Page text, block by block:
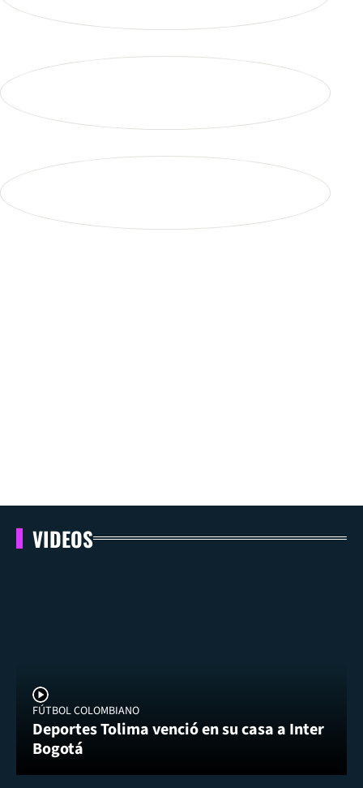
VIDEOS
FÚTBOL COLOMBIANO
Deportes Tolima venció en su casa a Inter
Bogotá